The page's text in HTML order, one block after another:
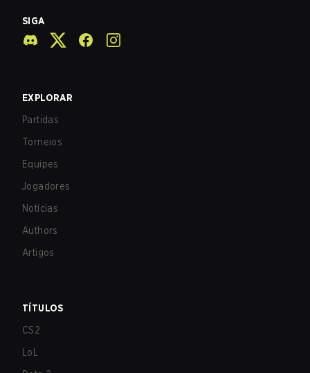
SIGA
EXPLORAR
Partidas
Torneios
Equipes
Jogadores
Notícias
Authors
Artigos
TÍTULOS
CS2
LoL